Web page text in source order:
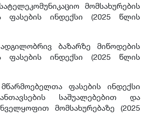
მომსახურების
ფასების ინდექსი (2025 წლის
ბაზარზე მიწოდების
ფასების ინდექსი (2025 წლის
ფასების ინდექსი
საშუალებებით და
მომსახურებაზე (2025